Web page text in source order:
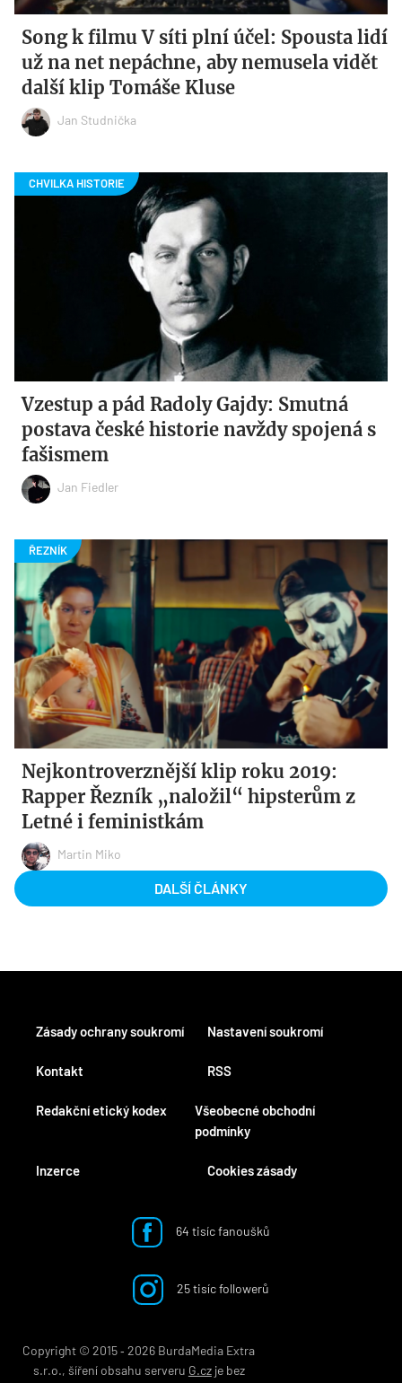
Song k filmu V síti plní účel: Spousta lidí
už na net nepáchne, aby nemusela vidět
další klip Tomáše Kluse
Jan Studnička
Vzestup a pád Radoly Gajdy: Smutná
postava české historie navždy spojená s
fašismem
Jan Fiedler
Nejkontroverznější klip roku 2019:
Rapper Řezník „naložil“ hipsterům z
Letné i feministkám
Martin Miko
DALŠÍ ČLÁNKY
Kontakt
Redakční etický kodex
Inzerce
RSS
Všeobecné obchodní
podmínky
Cookies zásady
Zásady ochrany soukromí Nastavení soukromí
64 tisíc fanoušků
25 tisíc followerů
Copyright © 2015 ‐ 2026 BurdaMedia Extra
s.r.o., šíření obsahu serveru G.czje bez